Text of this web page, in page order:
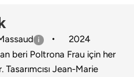
2024
beri Poltrona Frau için her
Jean-Marie